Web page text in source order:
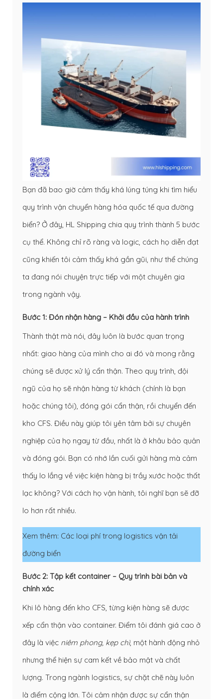
Bạn đã bao giờ cảm thấy khá lúng túng khi tìm hiểu
quy trình vận chuyển hàng hóa quốc tế qua đường
biển? Ở đây, HL Shipping chia quy trình thành 5 bước
cụ thể. Không chỉ rõ ràng và logic, cách họ diễn đạt
cũng khiến tôi cảm thấy khá gần gũi, như thể chúng
ta đang nói chuyện trực tiếp với một chuyên gia
trong ngành vậy.
Bước 1: Đón nhận hàng – Khởi đầu của hành trình
Thành thật mà nói, đây luôn là bước quan trọng
nhất: giao hàng của mình cho ai đó và mong rằng
chúng sẽ được xử lý cẩn thận. Theo quy trình, đội
ngũ của họ sẽ nhận hàng từ khách (chính là bạn
hoặc chúng tôi), đóng gói cẩn thận, rồi chuyển đến
kho CFS. Điều này giúp tôi yên tâm bởi sự chuyên
nghiệp của họ ngay từ đầu, nhất là ở khâu bảo quản
và đóng gói. Bạn có nhớ lần cuối gửi hàng mà cảm
thấy lo lắng về việc kiện hàng bị trầy xước hoặc thất
lạc không? Với cách họ vận hành, tôi nghĩ bạn sẽ đỡ
lo hơn rất nhiều.
Xem thêm: Các loại phí trong logistics vận tải
đường biển
Bước 2: Tập kết container – Quy trình bài bản và
chính xác
Khi lô hàng đến kho CFS, từng kiện hàng sẽ được
xếp cẩn thận vào container. Điểm tôi đánh giá cao ở
đây là việc niêm phong, kẹp chì, một hành động nhỏ
nhưng thể hiện sự cam kết về bảo mật và chất
lượng. Trong ngành logistics, sự chặt chẽ này luôn
là điểm cộng lớn. Tôi cảm nhận được sự cẩn thận